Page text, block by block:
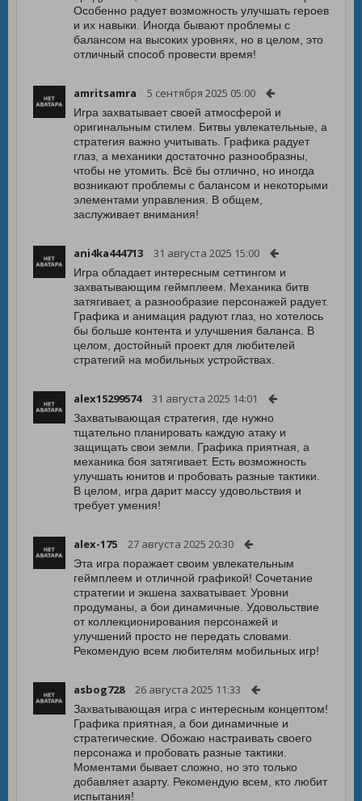
Особенно радует возможность улучшать героев
и их навыки. Иногда бывают проблемы с
балансом на высоких уровнях, но в целом, это
отличный способ провести время!
amritsamra 5 сентября 2025 05:00
Игра захватывает своей атмосферой и
оригинальным стилем. Битвы увлекательные, а
стратегия важно учитывать. Графика радует
глаз, а механики достаточно разнообразны,
чтобы не утомить. Всё бы отлично, но иногда
возникают проблемы с балансом и некоторыми
элементами управления. В общем,
заслуживает внимания!
ani4ka444713 31 августа 2025 15:00
Игра обладает интересным сеттингом и
захватывающим геймплеем. Механика битв
затягивает, а разнообразие персонажей радует.
Графика и анимация радуют глаз, но хотелось
бы больше контента и улучшения баланса. В
целом, достойный проект для любителей
стратегий на мобильных устройствах.
alex15299574 31 августа 2025 14:01
Захватывающая стратегия, где нужно
тщательно планировать каждую атаку и
защищать свои земли. Графика приятная, а
механика боя затягивает. Есть возможность
улучшать юнитов и пробовать разные тактики.
В целом, игра дарит массу удовольствия и
требует умения!
alex-175 27 августа 2025 20:30
Эта игра поражает своим увлекательным
геймплеем и отличной графикой! Сочетание
стратегии и экшена захватывает. Уровни
продуманы, а бои динамичные. Удовольствие
от коллекционирования персонажей и
улучшений просто не передать словами.
Рекомендую всем любителям мобильных игр!
asbog728 26 августа 2025 11:33
Захватывающая игра с интересным концептом!
Графика приятная, а бои динамичные и
стратегические. Обожаю настраивать своего
персонажа и пробовать разные тактики.
Моментами бывает сложно, но это только
добавляет азарту. Рекомендую всем, кто любит
испытания!